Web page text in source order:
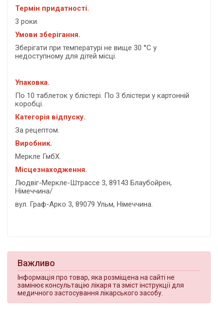
Термін придатності.
3 роки.
Умови зберігання.
Зберігати при температурі не вище 30 °С у
недоступному для дітей місці.
Упаковка.
По 10 таблеток у блістері. По 3 блістери у картонній
коробці.
Категорія відпуску.
За рецептом.
Виробник.
Меркле ГмбХ.
Місцезнаходження.
Людвіг-Меркле-Штрассе 3, 89143 Блаубойрен,
Німеччина/
вул. Граф-Арко 3, 89079 Ульм, Німеччина.
Важливо
Інформація про товар, яка розміщена на сайті не
замінює консультацію лікаря та зміст інструкції для
медичного застосування лікарського засобу.